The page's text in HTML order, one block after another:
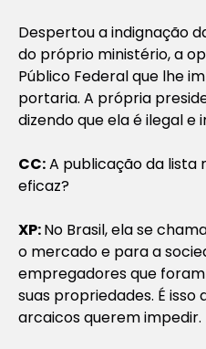
Despertou a indignação
do próprio ministério, a
Público Federal que lhe
portaria. A própria
dizendo que ela é ilegal e
CC:A publicação da lista
eficaz?
XP:No Brasil, ela se
o mercado e para a
empregadores que
suas propriedades. É isso
arcaicos querem impedir.